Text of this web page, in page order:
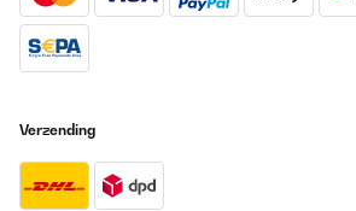
Nützlich
Verzending